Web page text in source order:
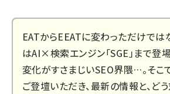
EATからEEATに変わっただけでは
はAI×検索エンジン「SGE」まで登
変化がすさまじいSEO界隈…。そ
ご登壇いただき、最新の情報と、ど